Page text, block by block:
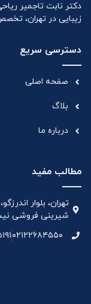
دکتر نابت تاجمیر
زیبایی در تهران،
دسترسی سریع
صفحه اصلی
بلاگ
درباره ما
مطالب مفید
شیرینی فروشی نیشکر)،
۰۲۱۲۲۶۸۴۵۵۰